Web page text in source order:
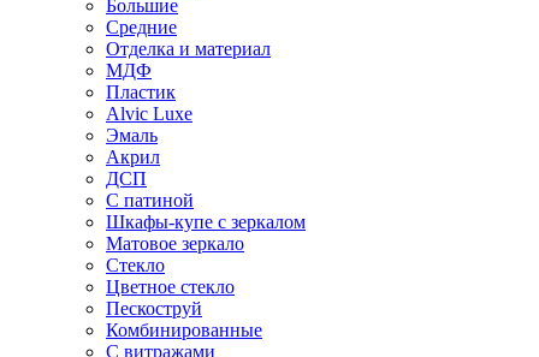
Большие
Средние
Отделка и материал
МДФ
Пластик
Alvic Luxe
Эмаль
Акрил
ДСП
С патиной
Шкафы-купе с зеркалом
Матовое зеркало
Стекло
Цветное стекло
Пескоструй
Комбинированные
С витражами